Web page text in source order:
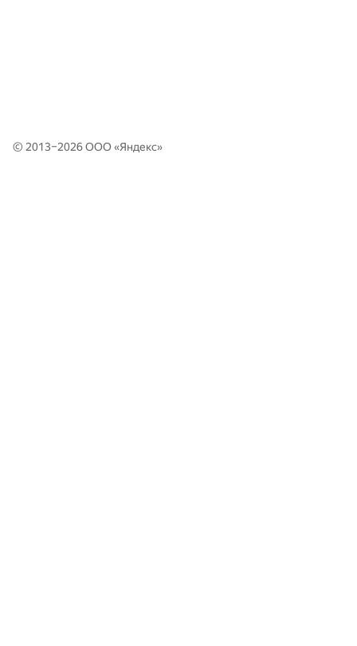
© 2013–2026 ООО «Яндекс»